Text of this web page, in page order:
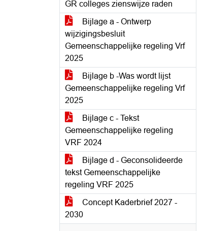
GR colleges zienswijze raden
Bijlage a - Ontwerp
wijzigingsbesluit
Gemeenschappelijke regeling Vrf
2025
Bijlage b -Was wordt lijst
Gemeenschappelijke regeling Vrf
2025
Bijlage c - Tekst
Gemeenschappelijke regeling
VRF 2024
Bijlage d - Geconsolideerde
tekst Gemeenschappelijke
regeling VRF 2025
Concept Kaderbrief 2027 -
2030